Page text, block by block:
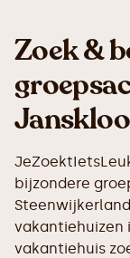
Zoek &
bijzondere
vakantiehuizen
vakantiehuis